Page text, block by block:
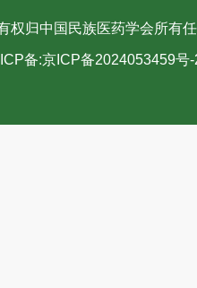
权归中国民族医药学会所有
备:京ICP备2024053459号-